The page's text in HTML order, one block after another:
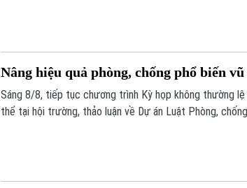
Nâng hiệu quả phòng, chống phổ biến
Sáng 8/8, tiếp tục chương trình Kỳ họp không thường
thể tại hội trường, thảo luận về Dự án Luật Phòng,